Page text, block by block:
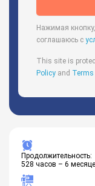
Нажимая
соглашаюсь с
This site is
Policy and Terms
Продолжительность:
528 часов – 6